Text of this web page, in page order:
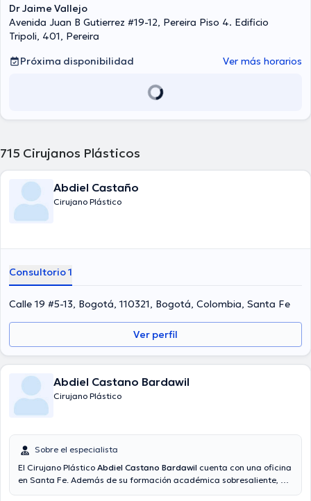
Dr Jaime Vallejo
Avenida Juan B Gutierrez #19-12, Pereira Piso 4. Edificio
Tripoli, 401, Pereira
Próxima disponibilidad
Ver más horarios
715 Cirujanos Plásticos
Abdiel Castaño
Cirujano Plástico
Consultorio 1
Calle 19 #5-13, Bogotá, 110321, Bogotá, Colombia, Santa Fe
Ver perfil
Abdiel Castano Bardawil
Cirujano Plástico
Sobre el especialista
El Cirujano Plástico Abdiel Castano Bardawil cuenta con una oficina
en Santa Fe. Además de su formación académica sobresaliente, el